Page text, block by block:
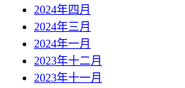
2024年四月
2024年三月
2024年一月
2023年十二月
2023年十一月